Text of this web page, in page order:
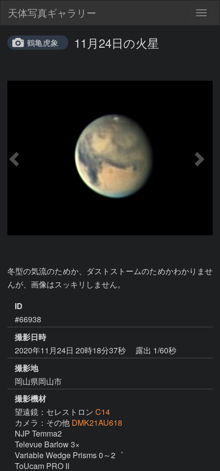
天体写真ギャラリー
鶴亀虎象 11月24日の火星
冬型の気流のためか、ダストストームのためかわかりませ
んが、画像はスッキリしません。
ID
#66938
撮影日時
2020年11月24日 20時18分37秒
露出 1/60秒
撮影地
岡山県岡山市
撮影機材
望遠鏡：セレストロン C14
カメラ：その他 DMK21AU618
NJP Temma2
Televue Barlow 3×
Variable Wedge Prisms 0～2゜
ToUcam PRO II